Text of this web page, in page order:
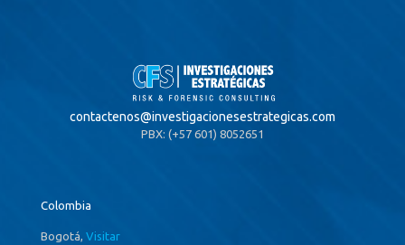
contactenos@investigacionesestrategicas.com
PBX: (+57 601) 8052651
Colombia
Bogotá, Visitar